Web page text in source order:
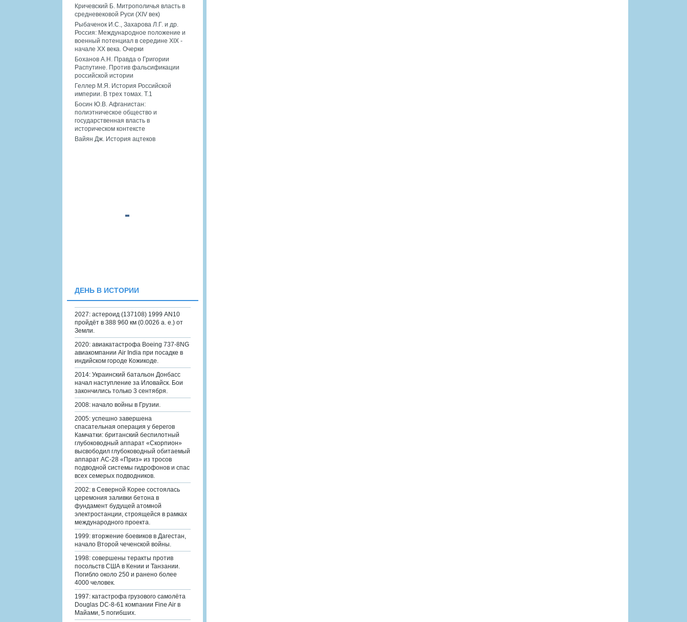
Кричевский Б. Митрополичья власть в
средневековой Руси (XIV век)
Рыбаченок И.С., Захарова Л.Г. и др.
Россия: Международное положение и
военный потенциал в середине XIX -
начале XX века. Очерки
Боханов А.Н. Правда о Григории
Распутине. Против фальсификации
российской истории
Геллер М.Я. История Российской
империи. В трех томах. Т.1
Босин Ю.В. Афганистан:
полиэтническое общество и
государственная власть в
историческом контексте
Вайян Дж. История ацтеков
ДЕНЬ В ИСТОРИИ
2027: астероид (137108) 1999 AN10
пройдёт в 388 960 км (0.0026 а. е.) от
Земли.
2020: авиакатастрофа Boeing 737-8NG
авиакомпании Air India при посадке в
индийском городе Кожикоде.
2014: Украинский батальон Донбасс
начал наступление за Иловайск. Бои
закончились только 3 сентября.
2008: начало войны в Грузии.
2005: успешно завершена
спасательная операция у берегов
Камчатки: британский беспилотный
глубоководный аппарат «Скорпион»
высвободил глубоководный обитаемый
аппарат АС-28 «Приз» из тросов
подводной системы гидрофонов и спас
всех семерых подводников.
2002: в Северной Корее состоялась
церемония заливки бетона в
фундамент будущей атомной
электростанции, строящейся в рамках
международного проекта.
1999: вторжение боевиков в Дагестан,
начало Второй чеченской войны.
1998: совершены теракты против
посольств США в Кении и Танзании.
Погибло около 250 и ранено более
4000 человек.
1997: катастрофа грузового самолёта
Douglas DC-8-61 компании Fine Air в
Майами, 5 погибших.